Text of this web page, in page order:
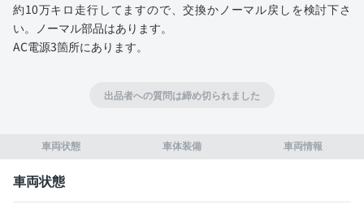
車両状態 車体装備 車両情報
車両状態
約10万キロ走行してますので、交換かノーマル戻しを検討下さ
い。ノーマル部品はあります。
AC電源3箇所にあります。
出品者への質問は締め切られました